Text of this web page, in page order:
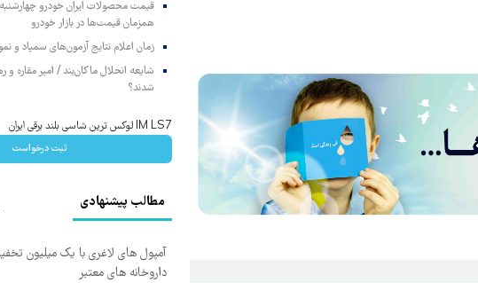
همزمان قیمت‌ها در بازار خودرو
زمان اعلام نتایج آزمون‌های سمپاد
شایعه انحلال ماکان‌بند / امیر مقاره و
شدند؟
IM LS7 لوکس ترین شاسی بلند برقی ایران
ثبت درخواست
مطالب پیشنهادی
آمپول های لاغری با یک میلیون
داروخانه های معتبر